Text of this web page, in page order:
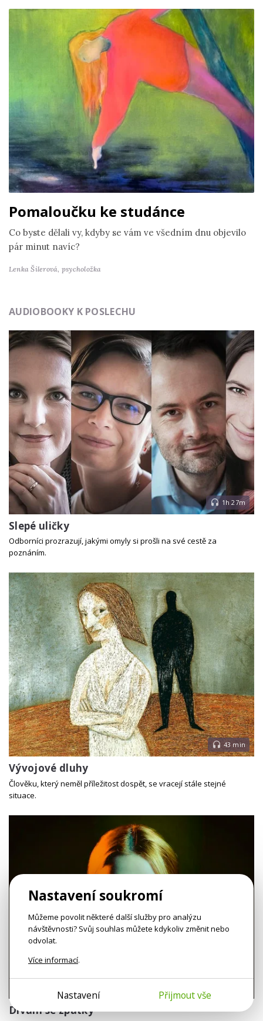
Pomaloučku ke studánce
Co byste dělali vy, kdyby se vám ve všedním dnu objevilo
pár minut navíc?
Lenka Šilerová, psycholožka
AUDIOBOOKY K POSLECHU
1h 27m
Slepé uličky
Odborníci prozrazují, jakými omyly si prošli na své cestě za
poznáním.
43 min
Vývojové dluhy
Člověku, který neměl příležitost dospět, se vracejí stále stejné
situace.
Dívám se zpátky
Nastavení soukromí
Můžeme povolit některé další služby pro analýzu
návštěvnosti? Svůj souhlas můžete kdykoliv změnit nebo
odvolat.
Více informací.
Nastavení Přijmout vše